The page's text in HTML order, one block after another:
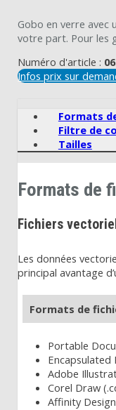
Gobo en verre avec
votre part. Pour les
Numéro d'article :
Infos prix sur
Formats
Filtre de
Tailles
Formats de
Fichiers
Les données
principal avantage
Formats de
Portable
Encapsulated
Adobe
Corel Draw
Affinity